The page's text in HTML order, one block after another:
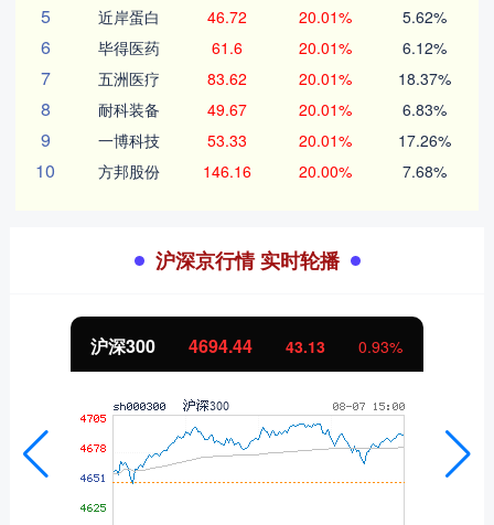
5 近岸蛋白 46.72 20.01% 5.62%
6 毕得医药 61.6 20.01% 6.12%
7 五洲医疗 83.62 20.01% 18.37%
8 耐科装备 49.67 20.01% 6.83%
9 一博科技 53.33 20.01% 17.26%
10 方邦股份 146.16 20.00% 7.68%
沪深京行情 实时轮播
43.13 0.93%